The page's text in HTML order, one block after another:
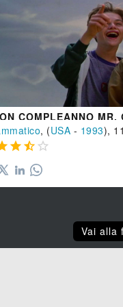
COMPLEANNO MR.
, (USA - 1993),
  
Vai alla